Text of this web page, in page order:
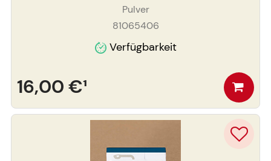
Pulver
81065406
Verfügbarkeit
16,00 €¹